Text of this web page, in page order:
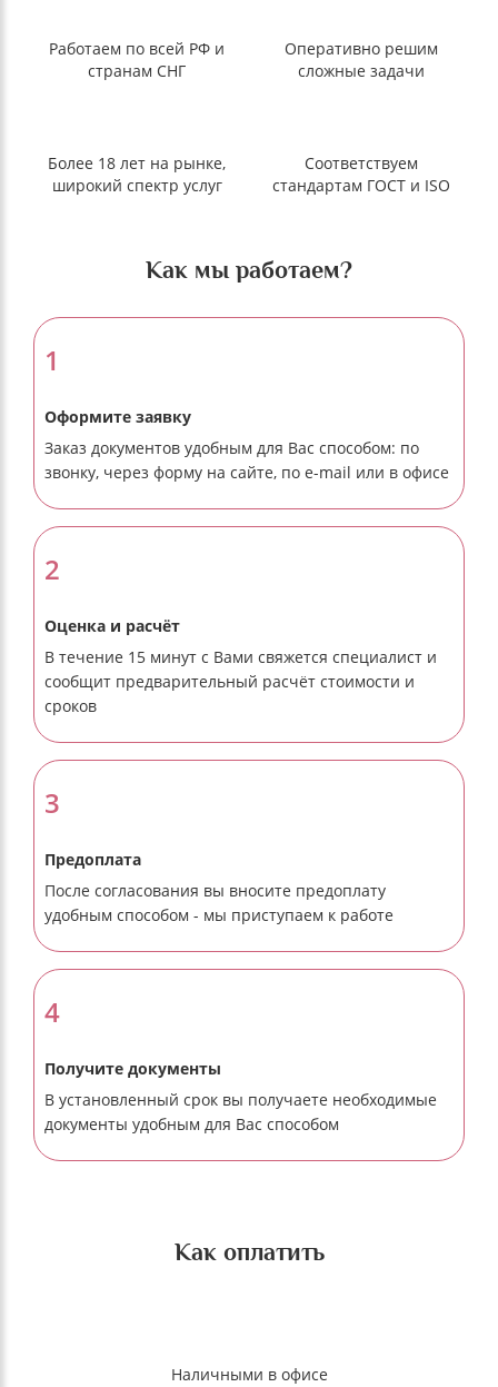
Работаем по всей РФ и
странам СНГ
Оперативно решим
сложные задачи
Более 18 лет на рынке,
широкий спектр услуг
Соответствуем
стандартам ГОСТ и ISO
Как мы работаем?
1
Оформите заявку
Заказ документов удобным для Вас способом: по
звонку, через форму на сайте, по e-mail или в офисе
2
Оценка и расчёт
В течение 15 минут с Вами свяжется специалист и
сообщит предварительный расчёт стоимости и
сроков
3
Предоплата
После согласования вы вносите предоплату
удобным способом - мы приступаем к работе
4
Получите документы
В установленный срок вы получаете необходимые
документы удобным для Вас способом
Как оплатить
Наличными в офисе